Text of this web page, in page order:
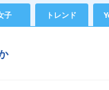
子 トレンド